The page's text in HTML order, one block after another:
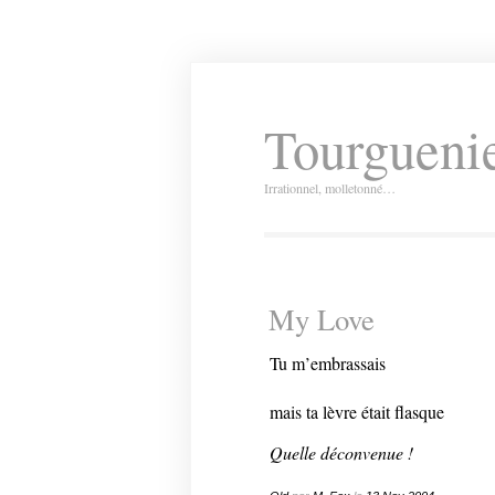
Irrationnel, molletonné…
My Love
Tu m’embrassais
mais ta lèvre était flasque
Quelle déconvenue !